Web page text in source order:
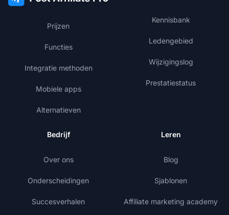
Prijzen
Functies
Integratie methoden
Mobiele apps
Alternatieven
Kennisbank
Ledengebied
Wijzigingslog
Prestatiestatus
Bedrijf
Over ons
Onderscheidingen
Succesverhalen
Leren
Blog
Sjablonen
Affiliate marketing academy